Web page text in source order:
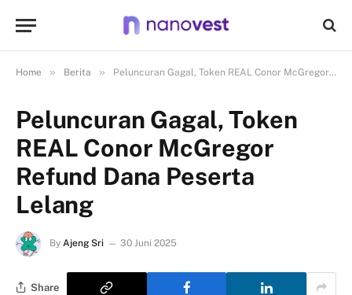
Home » Berita » Peluncuran Gagal, Token REAL Conor McGregor Refund Dana Peserta Lelang
Peluncuran Gagal, Token
REAL Conor McGregor
Refund Dana Peserta
Lelang
By Ajeng Sri 30 Juni 2025
Share